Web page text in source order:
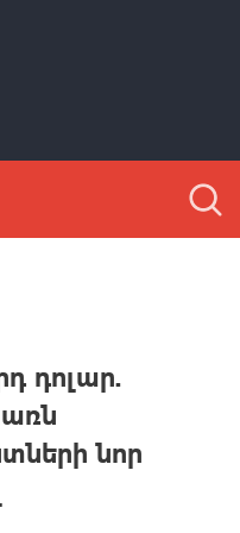
դոլար.
նոր